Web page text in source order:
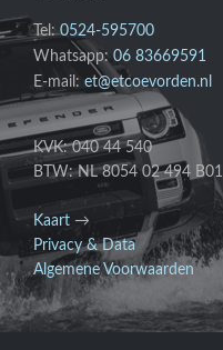
Tel:0524-595700
Whatsapp: 06 83669591
E-mail: et@etcoevorden.nl
KVK: 040 44 540
BTW: NL 8054 02 494 B01
Kaart →
Privacy & Data
Algemene Voorwaarden